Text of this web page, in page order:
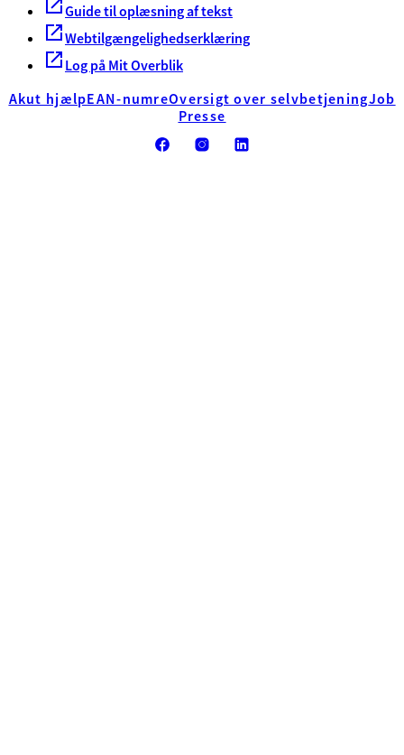
Guide til oplæsning af tekst
Webtilgængelighedserklæring
Log på Mit Overblik
Akut hjælpEAN-numreOversigt over selvbetjeningJob
Presse